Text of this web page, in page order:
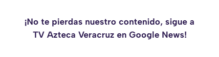
¡No te pierdas nuestro contenido, sigue a
TV Azteca Veracruz en Google News!